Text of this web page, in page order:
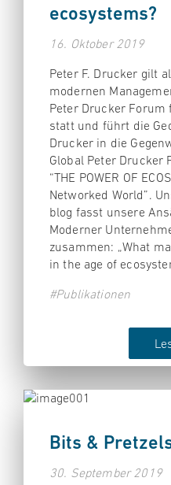
ecosystems?
16. Oktober 2019
Peter F. Drucker gilt
modernen
Peter Drucker
statt und führt die
Drucker in die
Global Peter Drucker
“THE POWER OF
Networked World”.
blog fasst unsere
Moderner
zusammen: „What
in the age of
#Publikationen
Bits &
30. September 2019